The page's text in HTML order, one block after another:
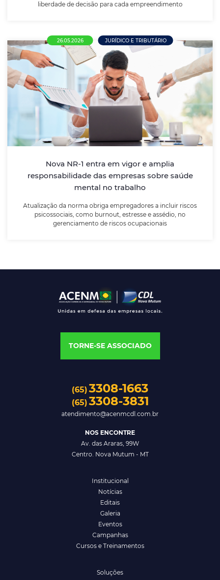
liberdade de decisão para cada empreendimento
26.05.2026 JURÍDICO E TRIBUTÁRIO
Nova NR-1 entra em vigor e amplia
responsabilidade das empresas sobre saúde
mental no trabalho
Atualização da norma obriga empregadores a incluir riscos
psicossociais, como burnout, estresse e assédio, no
gerenciamento de riscos ocupacionais
Nova NR-1 entra em vigor e amplia
responsabilidade das empresas sobre
saúde mental no trabalho
Atualização da norma obriga empregadores a incluir
assédio, no gerenciamento de riscos ocupacionais
TORNE-SE ASSOCIADO
(65) 3308-1663
(65) 3308-3831
atendimento@acenmcdl.com.br
NOS ENCONTRE
Av. das Araras, 99W
Centro. Nova Mutum - MT
Institucional
Notícias
Editais
Galeria
Eventos
Campanhas
Cursos e Treinamentos
Soluções